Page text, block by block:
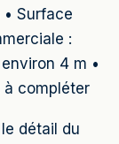
Surface
:
4 m •
à compléter
détail du